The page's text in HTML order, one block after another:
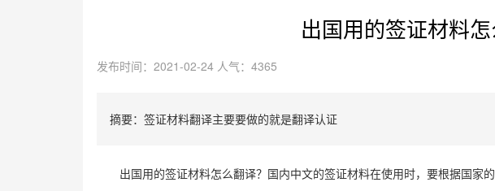
出国用的签证材料
发布时间：2021-02-24 人气：4365
摘要：签证材料翻译​主要要做的就是翻译认证
出国用的签证材料怎么翻译？国内中文的签证材料在使用时，要根据国家